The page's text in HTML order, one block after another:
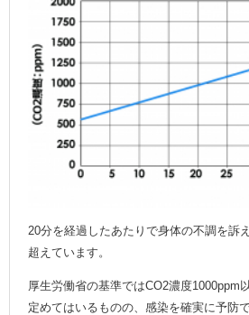
20分を経過したあたりで身体の不調を訴
超えています。
厚生労働省の基準ではCO2濃度1000ppm
定めてはいるものの、感染を確実に予防